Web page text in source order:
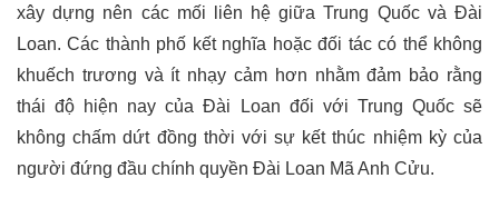
xây dựng nên các mối liên hệ giữa Trung Quốc và Đài
Loan. Các thành phố kết nghĩa hoặc đối tác có thể không
khuếch trương và ít nhạy cảm hơn nhằm đảm bảo rằng
thái độ hiện nay của Đài Loan đối với Trung Quốc sẽ
không chấm dứt đồng thời với sự kết thúc nhiệm kỳ của
người đứng đầu chính quyền Đài Loan Mã Anh Cửu.